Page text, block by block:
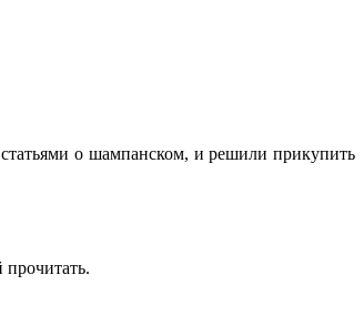
о шампанском, и решили прикупить